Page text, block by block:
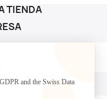
TIENDA
and the Swiss Data